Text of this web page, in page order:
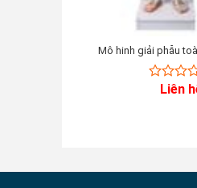
Mô hinh giải phẫu
Liên